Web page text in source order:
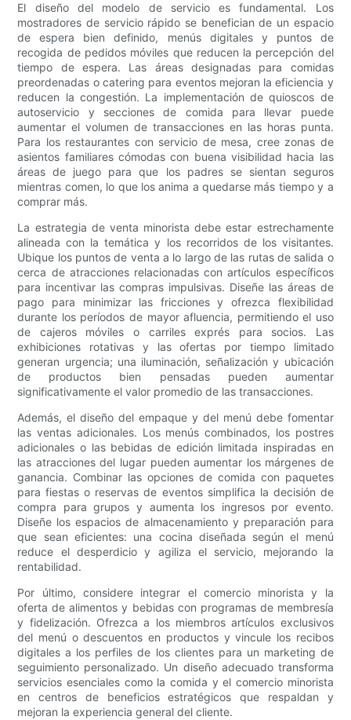
El diseño del modelo de servicio es fundamental. Los
mostradores de servicio rápido se benefician de un espacio
de espera bien definido, menús digitales y puntos de
recogida de pedidos móviles que reducen la percepción del
tiempo de espera. Las áreas designadas para comidas
preordenadas o catering para eventos mejoran la eficiencia y
reducen la congestión. La implementación de quioscos de
autoservicio y secciones de comida para llevar puede
aumentar el volumen de transacciones en las horas punta.
Para los restaurantes con servicio de mesa, cree zonas de
asientos familiares cómodas con buena visibilidad hacia las
áreas de juego para que los padres se sientan seguros
mientras comen, lo que los anima a quedarse más tiempo y a
comprar más.
La estrategia de venta minorista debe estar estrechamente
alineada con la temática y los recorridos de los visitantes.
Ubique los puntos de venta a lo largo de las rutas de salida o
cerca de atracciones relacionadas con artículos específicos
para incentivar las compras impulsivas. Diseñe las áreas de
pago para minimizar las fricciones y ofrezca flexibilidad
durante los períodos de mayor afluencia, permitiendo el uso
de cajeros móviles o carriles exprés para socios. Las
exhibiciones rotativas y las ofertas por tiempo limitado
generan urgencia; una iluminación, señalización y ubicación
de productos bien pensadas pueden aumentar
significativamente el valor promedio de las transacciones.
Además, el diseño del empaque y del menú debe fomentar
las ventas adicionales. Los menús combinados, los postres
adicionales o las bebidas de edición limitada inspiradas en
las atracciones del lugar pueden aumentar los márgenes de
ganancia. Combinar las opciones de comida con paquetes
para fiestas o reservas de eventos simplifica la decisión de
compra para grupos y aumenta los ingresos por evento.
Diseñe los espacios de almacenamiento y preparación para
que sean eficientes: una cocina diseñada según el menú
reduce el desperdicio y agiliza el servicio, mejorando la
rentabilidad.
Por último, considere integrar el comercio minorista y la
oferta de alimentos y bebidas con programas de membresía
y fidelización. Ofrezca a los miembros artículos exclusivos
del menú o descuentos en productos y vincule los recibos
digitales a los perfiles de los clientes para un marketing de
seguimiento personalizado. Un diseño adecuado transforma
servicios esenciales como la comida y el comercio minorista
en centros de beneficios estratégicos que respaldan y
mejoran la experiencia general del cliente.